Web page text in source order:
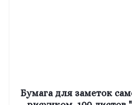
Бумага для заметок